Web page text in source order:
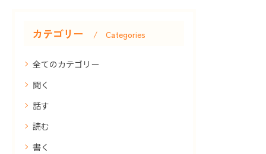
カテゴリー Categories
全てのカテゴリー
聞く
話す
読む
書く